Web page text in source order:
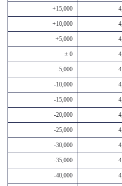
+15,000
+10,000
+5,000
± 0
-5,000
-10,000
-15,000
-20,000
-25,000
-30,000
-35,000
-40,000